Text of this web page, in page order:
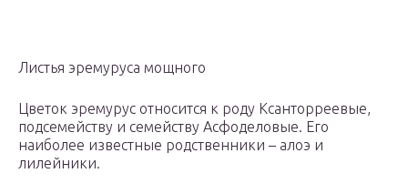
Листья эремуруса мощного
Цветок эремурус относится к роду Ксанторреевые,
подсемейству и семейству Асфоделовые. Его
наиболее известные родственники – алоэ и
лилейники.